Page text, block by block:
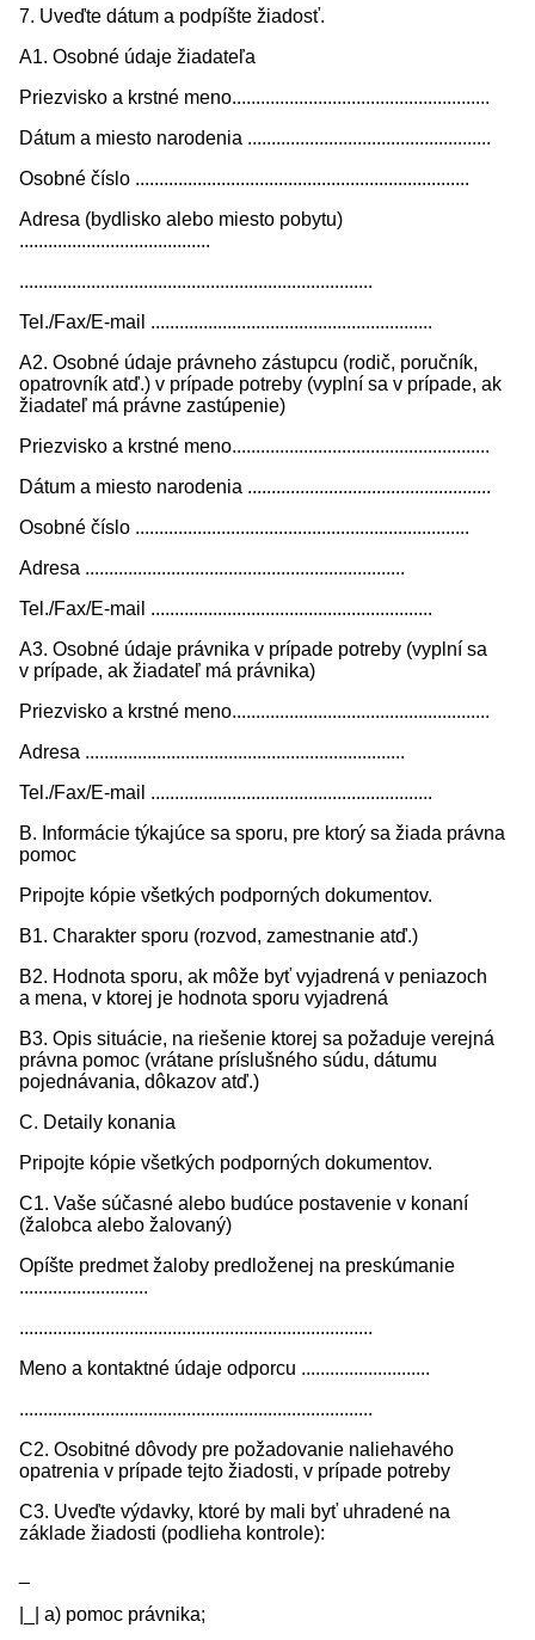
7. Uveďte dátum a podpíšte žiadosť.
A1. Osobné údaje žiadateľa
Priezvisko a krstné meno......................................................
Dátum a miesto narodenia ...................................................
Osobné číslo ......................................................................
Adresa (bydlisko alebo miesto pobytu)
........................................
..........................................................................
Tel./Fax/E-mail ...........................................................
A2. Osobné údaje právneho zástupcu (rodič, poručník,
opatrovník atď.) v prípade potreby (vyplní sa v prípade, ak
žiadateľ má právne zastúpenie)
Priezvisko a krstné meno......................................................
Dátum a miesto narodenia ...................................................
Osobné číslo ......................................................................
Adresa ...................................................................
Tel./Fax/E-mail ...........................................................
A3. Osobné údaje právnika v prípade potreby (vyplní sa
v prípade, ak žiadateľ má právnika)
Priezvisko a krstné meno......................................................
Adresa ...................................................................
Tel./Fax/E-mail ...........................................................
B. Informácie týkajúce sa sporu, pre ktorý sa žiada právna
pomoc
Pripojte kópie všetkých podporných dokumentov.
B1. Charakter sporu (rozvod, zamestnanie atď.)
B2. Hodnota sporu, ak môže byť vyjadrená v peniazoch
a mena, v ktorej je hodnota sporu vyjadrená
B3. Opis situácie, na riešenie ktorej sa požaduje verejná
právna pomoc (vrátane príslušného súdu, dátumu
pojednávania, dôkazov atď.)
C. Detaily konania
Pripojte kópie všetkých podporných dokumentov.
C1. Vaše súčasné alebo budúce postavenie v konaní
(žalobca alebo žalovaný)
Opíšte predmet žaloby predloženej na preskúmanie
...........................
..........................................................................
Meno a kontaktné údaje odporcu ...........................
..........................................................................
C2. Osobitné dôvody pre požadovanie naliehavého
opatrenia v prípade tejto žiadosti, v prípade potreby
C3. Uveďte výdavky, ktoré by mali byť uhradené na
základe žiadosti (podlieha kontrole):
|_| a) pomoc právnika;